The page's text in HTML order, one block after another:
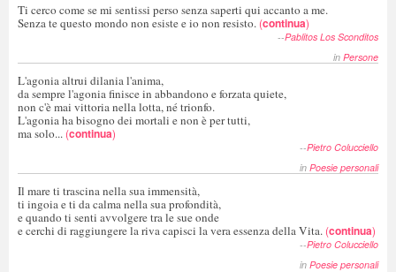
Ti cerco come se mi sentissi perso senza saperti qui accanto a me.
Senza te questo mondo non esiste e io non resisto. (continua)
--Pablitos Los Sconditos
in Persone
L'agonia altrui dilania l'anima,
da sempre l'agonia finisce in abbandono e forzata quiete,
non c'è mai vittoria nella lotta, né trionfo.
L'agonia ha bisogno dei mortali e non è per tutti,
ma solo... (continua)
--Pietro Colucciello
in Poesie personali
Il mare ti trascina nella sua immensità,
ti ingoia e ti da calma nella sua profondità,
e quando ti senti avvolgere tra le sue onde
e cerchi di raggiungere la riva capisci la vera essenza della Vita. (continua)
--Pietro Colucciello
in Poesie personali